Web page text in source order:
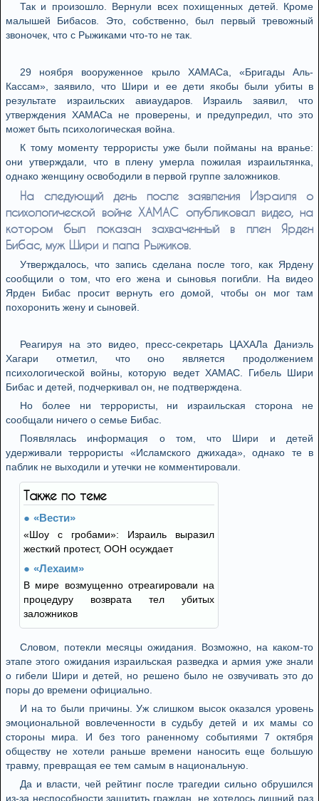
Так и произошло. Вернули всех похищенных детей. Кроме
малышей Бибасов. Это, собственно, был первый тревожный
звоночек, что с Рыжиками что-то не так.
29 ноября вооруженное крыло ХАМАСа, «Бригады Аль-
Кассам», заявило, что Шири и ее дети якобы были убиты в
результате израильских авиаударов. Израиль заявил, что
утверждения ХАМАСа не проверены, и предупредил, что это
может быть психологическая война.
К тому моменту террористы уже были пойманы на вранье:
они утверждали, что в плену умерла пожилая израильтянка,
однако женщину освободили в первой группе заложников.
На следующий день после заявления Израиля о
психологической войне ХАМАС опубликовал видео, на
котором был показан захваченный в плен Ярден
Бибас, муж Шири и папа Рыжиков.
Утверждалось, что запись сделана после того, как Ярдену
сообщили о том, что его жена и сыновья погибли. На видео
Ярден Бибас просит вернуть его домой, чтобы он мог там
похоронить жену и сыновей.
Реагируя на это видео, пресс-секретарь ЦАХАЛа Даниэль
Хагари отметил, что оно является продолжением
психологической войны, которую ведет ХАМАС. Гибель Шири
Бибас и детей, подчеркивал он, не подтверждена.
Но более ни террористы, ни израильская сторона не
сообщали ничего о семье Бибас.
Появлялась информация о том, что Шири и детей
удерживали террористы «Исламского джихада», однако те в
паблик не выходили и утечки не комментировали.
Также по теме
«Вести»
«Шоу с гробами»: Израиль выразил
жесткий протест, ООН осуждает
«Лехаим»
В мире возмущенно отреагировали на
процедуру возврата тел убитых
заложников
Словом, потекли месяцы ожидания. Возможно, на каком-то
этапе этого ожидания израильская разведка и армия уже знали
о гибели Шири и детей, но решено было не озвучивать это до
поры до времени официально.
И на то были причины. Уж слишком высок оказался уровень
эмоциональной вовлеченности в судьбу детей и их мамы со
стороны мира. И без того раненному событиями 7 октября
обществу не хотели раньше времени наносить еще большую
травму, превращая ее тем самым в национальную.
Да и власти, чей рейтинг после трагедии сильно обрушился
из-за неспособности защитить граждан, не хотелось лишний раз